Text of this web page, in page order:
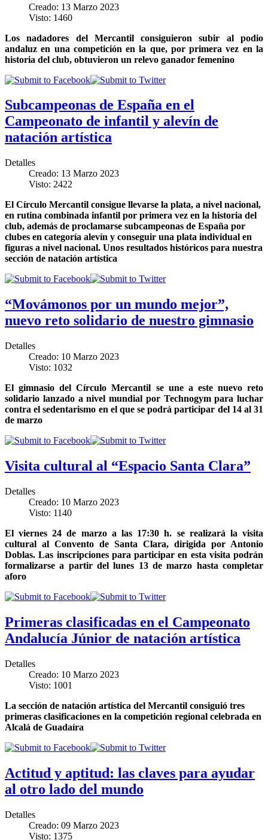
Creado: 13 Marzo 2023
Visto: 1460
Los nadadores del Mercantil consiguieron subir al podio
andaluz en una competición en la que, por primera vez en la
historia del club, obtuvieron un relevo ganador femenino
Subcampeonas de España en el
Campeonato de infantil y alevín de
natación artística
Detalles
Creado: 13 Marzo 2023
Visto: 2422
El Círculo Mercantil consigue llevarse la plata, a nivel nacional,
en rutina combinada infantil por primera vez en la historia del
club, además de proclamarse subcampeonas de España por
clubes en categoría alevín y conseguir una plata individual en
figuras a nivel nacional. Unos resultados históricos para nuestra
sección de natación artística
“Movámonos por un mundo mejor”,
nuevo reto solidario de nuestro gimnasio
Detalles
Creado: 10 Marzo 2023
Visto: 1032
El gimnasio del Círculo Mercantil se une a este nuevo reto
solidario lanzado a nivel mundial por Technogym para luchar
contra el sedentarismo en el que se podrá participar del 14 al 31
de marzo
Visita cultural al “Espacio Santa Clara”
Detalles
Creado: 10 Marzo 2023
Visto: 1140
El viernes 24 de marzo a las 17:30 h. se realizará la visita
cultural al Convento de Santa Clara, dirigida por Antonio
Doblas.Las inscripciones para participar en esta visita podrán
formalizarse a partir del lunes 13 de marzo hasta completar
aforo
Primeras clasificadas en el Campeonato
Andalucía Júnior de natación artística
Detalles
Creado: 10 Marzo 2023
Visto: 1001
La sección de natación artística del Mercantil consiguió tres
primeras clasificaciones en la competición regional celebrada en
Alcalá de Guadaíra
Actitud y aptitud: las claves para ayudar
al otro lado del mundo
Detalles
Creado: 09 Marzo 2023
Visto: 1375